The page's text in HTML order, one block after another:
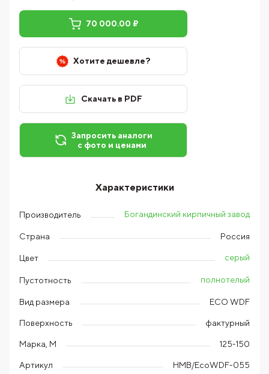
70 000.00 ₽
Хотите дешевле?
Скачать в PDF
Запросить аналоги
с фото и ценами
Характеристики
Производитель Богандинский кирпичный завод
Страна Россия
Цвет серый
Пустотность полнотелый
Вид размера ECO WDF
Поверхность фактурный
Марка, М 125-150
Артикул HMB/EcoWDF-055